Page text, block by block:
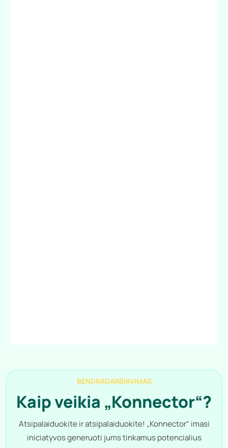
BENDRADARBIAVIMAS
Kaip veikia „Konnector“?
Atsipalaiduokite ir atsipalaiduokite! „Konnector“ imasi
iniciatyvos generuoti jums tinkamus potencialius